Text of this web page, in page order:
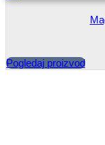
Pogledaj proizvod